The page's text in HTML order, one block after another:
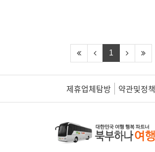
1
제휴업체탐방 약관및정책